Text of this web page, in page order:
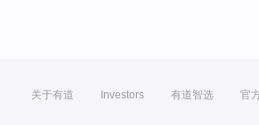
关于有道 Investors 有道智选 官